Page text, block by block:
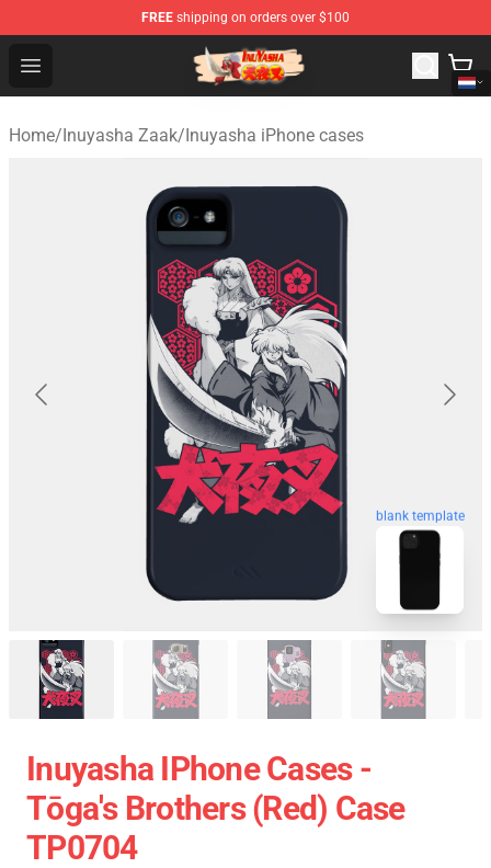
FREE shipping on orders over $100
Open menu
Inuyasha Store - Official Inuyasha Merchandise Shop
Home/Inuyasha Zaak/Inuyasha iPhone cases
blank template
Inuyasha IPhone Cases -
Tōga's Brothers (red) Case
TP0704